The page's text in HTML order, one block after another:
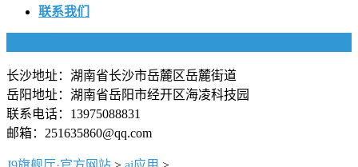
联系我们
长沙地址：湖南省长沙市岳麓区岳麓街道
岳阳地址：湖南省岳阳市经开区海凌科技园
联系电话：13975088831
邮箱：251635860@qq.com